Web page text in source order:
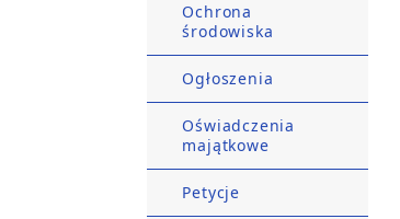
Ochrona
środowiska
Ogłoszenia
Oświadczenia
majątkowe
Petycje